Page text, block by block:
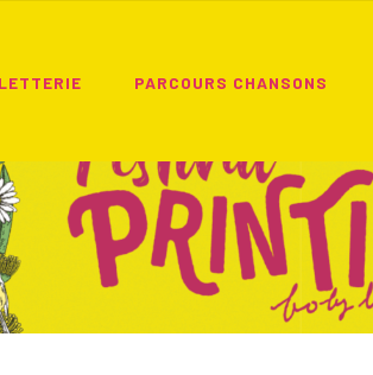
PARCOURS CHANSONS